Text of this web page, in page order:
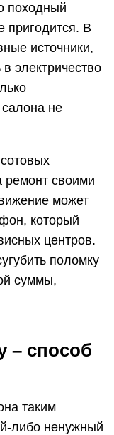
походный
пригодится. В
источники,
электричество
не
ремонт своими
может
который
центров.
поломку
суммы,
– способ
таким
либо ненужный